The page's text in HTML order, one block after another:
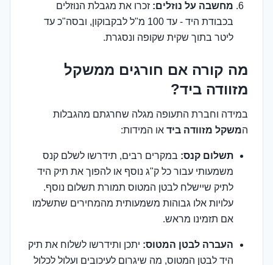
מחשבה על נוזלים: זכרו את מגבלת הנוזלים
בכבודת היד - עד 100 מ"ל לבקבוקון, ובסה"כ עד
ליטר בתוך שקית שקופה ונסגרת.
מה קורה אם חורגים ממשקל
מזוודה ביד?
במידה וחברת התעופה מגלה שחרגתם מהגבלות
המשקל מזוודה ביד או המידות:
תשלום קנס: במקרים רבים, תידרשו לשלם קנס
משמעותי עבור כל ק"ג נוסף או להפוך את תיק היד
לתיק שיישלח לבטן המטוס תמורת תשלום נוסף.
עלויות אלו גבוהות משמעותית מהמחירים שתשלמו
אם תזמינו מראש.
העברה לבטן המטוס: יתכן ותידרשו לשלוח את תיק
היד לבטן המטוס, מה שיגרום לעיכובים ועלול לכלול